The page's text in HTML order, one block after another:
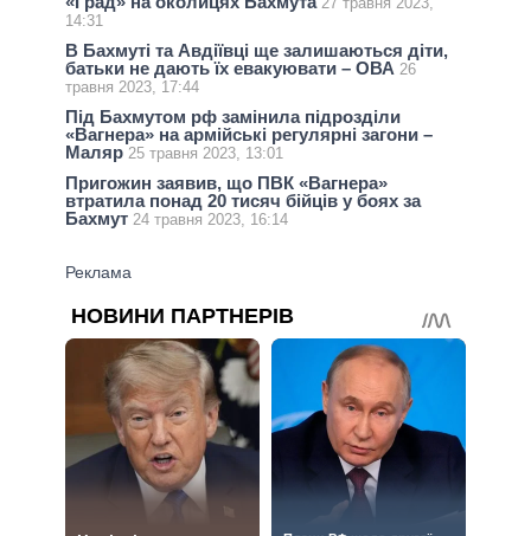
14:31
В Бахмуті та Авдіївці ще залишаються діти,
батьки не дають їх евакуювати – ОВА 26
травня 2023, 17:44
Під Бахмутом рф замінила підрозділи
«Вагнера» на армійські регулярні загони –
Маляр 25 травня 2023, 13:01
Пригожин заявив, що ПВК «Вагнера»
втратила понад 20 тисяч бійців у боях за
Бахмут 24 травня 2023, 16:14